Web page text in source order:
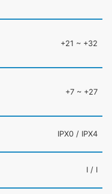
+21 ~ +32
+7 ~ +27
IPX0 / IPX4
I / I